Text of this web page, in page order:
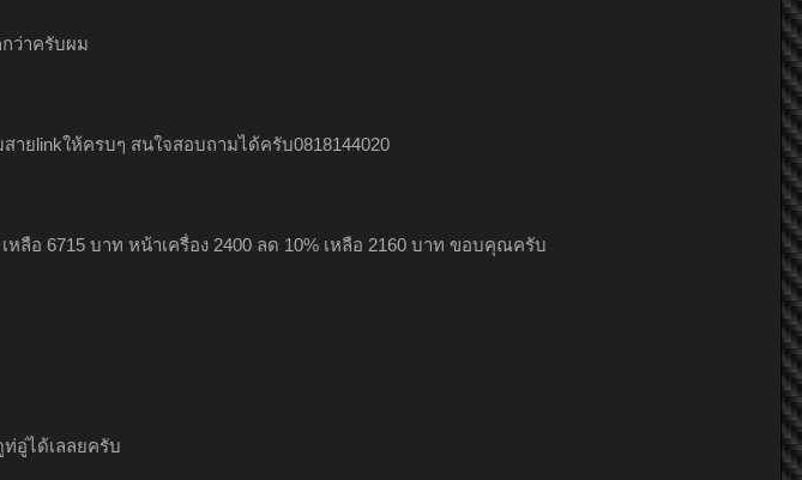
ว่าครับผม
ายlinkให้ครบๆ สนใจสอบถามได้ครับ0818144020
หลือ 6715 บาท หน้าเครื่อง 2400 ลด 10% เหลือ 2160 บาท ขอบคุณครับ
อู่ได้เลลยครับ